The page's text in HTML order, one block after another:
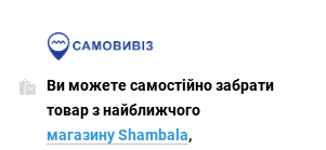
Ви можете самостійно забрати
товар з найближчого
магазину Shambala,